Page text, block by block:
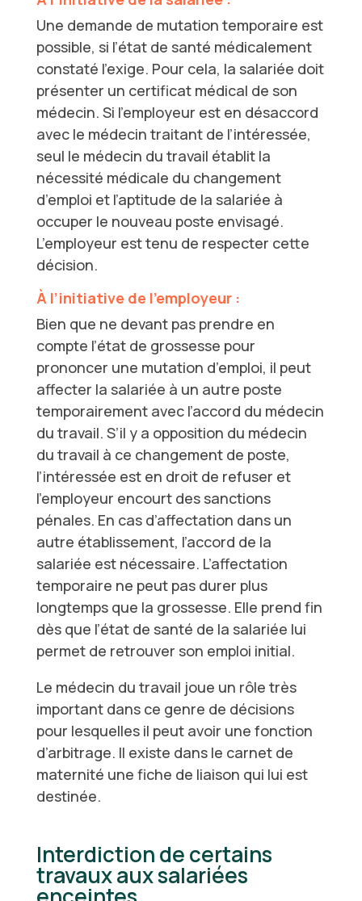
Une demande de mutation temporaire est
possible, si l’état de santé médicalement
constaté l’exige. Pour cela, la salariée doit
présenter un certificat médical de son
médecin. Si l’employeur est en désaccord
avec le médecin traitant de l’intéressée,
seul le médecin du travail établit la
nécessité médicale du changement
d’emploi et l’aptitude de la salariée à
occuper le nouveau poste envisagé.
L’employeur est tenu de respecter cette
décision.
À l’initiative de l’employeur :
Bien que ne devant pas prendre en
compte l’état de grossesse pour
prononcer une mutation d’emploi, il peut
affecter la salariée à un autre poste
temporairement avec l’accord du médecin
du travail. S’il y a opposition du médecin
du travail à ce changement de poste,
l’intéressée est en droit de refuser et
l’employeur encourt des sanctions
pénales. En cas d’affectation dans un
autre établissement, l’accord de la
salariée est nécessaire. L’affectation
temporaire ne peut pas durer plus
longtemps que la grossesse. Elle prend fin
dès que l’état de santé de la salariée lui
permet de retrouver son emploi initial.
Le médecin du travail joue un rôle très
important dans ce genre de décisions
pour lesquelles il peut avoir une fonction
d’arbitrage. Il existe dans le carnet de
maternité une fiche de liaison qui lui est
destinée.
Interdiction de certains
travaux aux salariées